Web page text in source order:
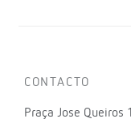
CONTACTO
Praça Jose